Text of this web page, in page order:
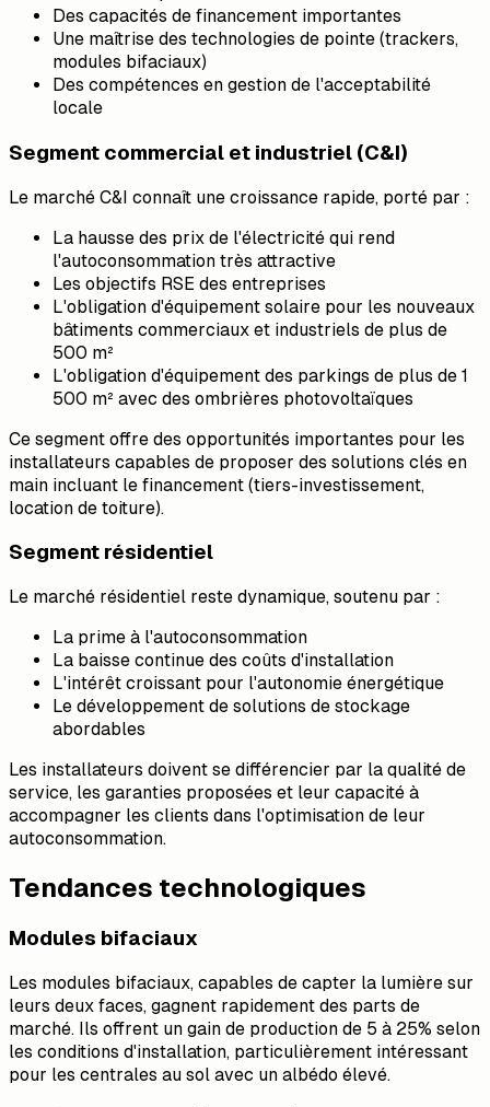
Des capacités de financement importantes
Une maîtrise des technologies de pointe (trackers,
modules bifaciaux)
Des compétences en gestion de l'acceptabilité
locale
Segment commercial et industriel (C&I)
Le marché C&I connaît une croissance rapide, porté par :
La hausse des prix de l'électricité qui rend
l'autoconsommation très attractive
Les objectifs RSE des entreprises
L'obligation d'équipement solaire pour les nouveaux
bâtiments commerciaux et industriels de plus de
500 m²
L'obligation d'équipement des parkings de plus de 1
500 m² avec des ombrières photovoltaïques
Ce segment offre des opportunités importantes pour les
installateurs capables de proposer des solutions clés en
main incluant le financement (tiers-investissement,
location de toiture).
Segment résidentiel
Le marché résidentiel reste dynamique, soutenu par :
La prime à l'autoconsommation
La baisse continue des coûts d'installation
L'intérêt croissant pour l'autonomie énergétique
Le développement de solutions de stockage
abordables
Les installateurs doivent se différencier par la qualité de
service, les garanties proposées et leur capacité à
accompagner les clients dans l'optimisation de leur
autoconsommation.
Tendances technologiques
Modules bifaciaux
Les modules bifaciaux, capables de capter la lumière sur
leurs deux faces, gagnent rapidement des parts de
marché. Ils offrent un gain de production de 5 à 25% selon
les conditions d'installation, particulièrement intéressant
pour les centrales au sol avec un albédo élevé.